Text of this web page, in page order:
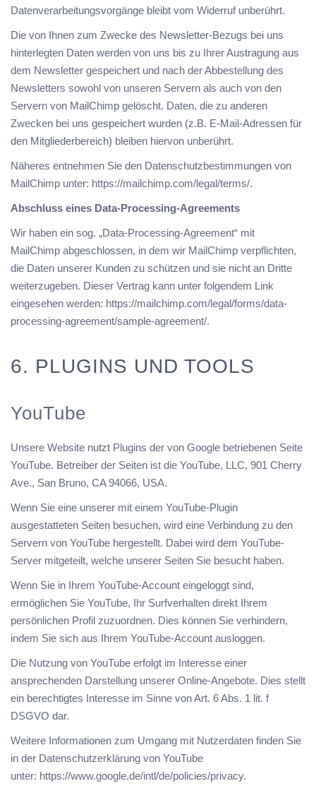
Datenverarbeitungsvorgänge bleibt vom Widerruf unberührt.
Die von Ihnen zum Zwecke des Newsletter-Bezugs bei uns
hinterlegten Daten werden von uns bis zu Ihrer Austragung aus
dem Newsletter gespeichert und nach der Abbestellung des
Newsletters sowohl von unseren Servern als auch von den
Servern von MailChimp gelöscht. Daten, die zu anderen
Zwecken bei uns gespeichert wurden (z.B. E-Mail-Adressen für
den Mitgliederbereich) bleiben hiervon unberührt.
Näheres entnehmen Sie den Datenschutzbestimmungen von
MailChimp unter: https://mailchimp.com/legal/terms/.
Abschluss eines Data-Processing-Agreements
Wir haben ein sog. „Data-Processing-Agreement“ mit
MailChimp abgeschlossen, in dem wir MailChimp verpflichten,
die Daten unserer Kunden zu schützen und sie nicht an Dritte
weiterzugeben. Dieser Vertrag kann unter folgendem Link
eingesehen werden: https://mailchimp.com/legal/forms/data-
processing-agreement/sample-agreement/.
6. PLUGINS UND TOOLS
YouTube
Unsere Website nutzt Plugins der von Google betriebenen Seite
YouTube. Betreiber der Seiten ist die YouTube, LLC, 901 Cherry
Ave., San Bruno, CA 94066, USA.
Wenn Sie eine unserer mit einem YouTube-Plugin
ausgestatteten Seiten besuchen, wird eine Verbindung zu den
Servern von YouTube hergestellt. Dabei wird dem YouTube-
Server mitgeteilt, welche unserer Seiten Sie besucht haben.
Wenn Sie in Ihrem YouTube-Account eingeloggt sind,
ermöglichen Sie YouTube, Ihr Surfverhalten direkt Ihrem
persönlichen Profil zuzuordnen. Dies können Sie verhindern,
indem Sie sich aus Ihrem YouTube-Account ausloggen.
Die Nutzung von YouTube erfolgt im Interesse einer
ansprechenden Darstellung unserer Online-Angebote. Dies stellt
ein berechtigtes Interesse im Sinne von Art. 6 Abs. 1 lit. f
DSGVO dar.
Weitere Informationen zum Umgang mit Nutzerdaten finden Sie
in der Datenschutzerklärung von YouTube
unter: https://www.google.de/intl/de/policies/privacy.